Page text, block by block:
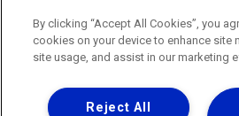
By clicking “Accept All Cookies”, you
cookies on your device to enhance site
site usage, and assist in our marketing
Reject All